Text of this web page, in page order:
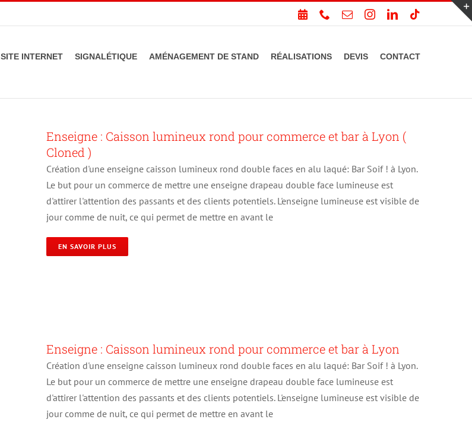
PRENDRE
RDV
Téléphone
EmailInstagram
LinkedIn
SITE INTERNET SIGNALÉTIQUE AMÉNAGEMENT DE STAND RÉALISATIONS DEVIS CONTACT
Enseigne : Caisson lumineux rond pour commerce et bar à Lyon (
Cloned )
Création d'une enseigne caisson lumineux rond double faces en alu laqué: Bar Soif ! à Lyon.
Le but pour un commerce de mettre une enseigne drapeau double face lumineuse est
d'attirer l'attention des passants et des clients potentiels. L'enseigne lumineuse est visible de
jour comme de nuit, ce qui permet de mettre en avant le
EN SAVOIR PLUS
Enseigne : Caisson lumineux rond pour commerce et bar à Lyon
Création d'une enseigne caisson lumineux rond double faces en alu laqué: Bar Soif ! à Lyon.
Le but pour un commerce de mettre une enseigne drapeau double face lumineuse est
d'attirer l'attention des passants et des clients potentiels. L'enseigne lumineuse est visible de
jour comme de nuit, ce qui permet de mettre en avant le